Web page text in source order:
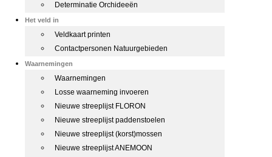
Determinatie Orchideeën
Het veld in
Veldkaart printen
Contactpersonen Natuurgebieden
Waarnemingen
Waarnemingen
Losse waarneming invoeren
Nieuwe streeplijst FLORON
Nieuwe streeplijst paddenstoelen
Nieuwe streeplijst (korst)mossen
Nieuwe streeplijst ANEMOON